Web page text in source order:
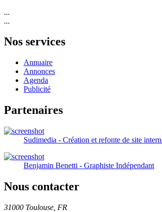
...
...
Nos services
Annuaire
Annonces
Agenda
Publicité
Partenaires
Sudimedia - Création et refonte de site
Benjamin Benetti - Graphiste Indépendant
Nous contacter
31000 Toulouse, FR